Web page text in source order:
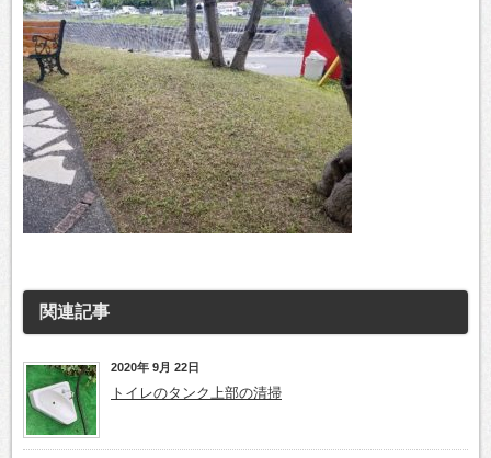
関連記事
2020年 9月 22日
トイレのタンク上部の清掃